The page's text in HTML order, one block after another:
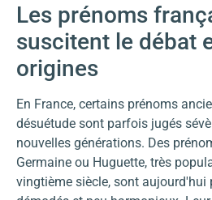
Les prénoms
suscitent le débat
origines
En France, certains prénoms
désuétude sont parfois jugés
nouvelles générations. Des
Germaine ou Huguette, très
vingtième siècle, sont aujourd'hui